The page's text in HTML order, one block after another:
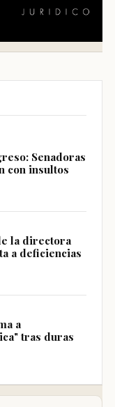
Senadoras
con insultos
la directora
a deficiencias
a
tras duras